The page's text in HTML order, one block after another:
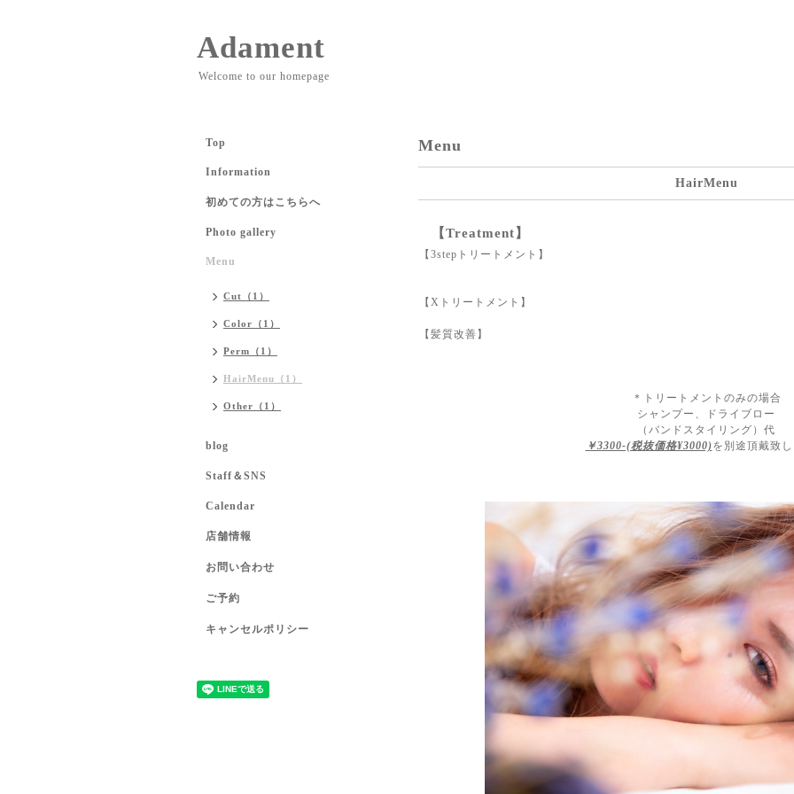
Adament
Welcome to our homepage
Menu
HairMenu
【Treatment】
【3stepトリートメント】
【Xトリートメント】
【髪質改善】
＊トリートメントのみの場合
シャンプー、ドライブロー
（バンドスタイリング）代
￥3300-(税抜価格¥3000)を別途頂戴致
Top
Information
初めての方はこちらへ
Photo gallery
Menu
Cut（1）
Color（1）
Perm（1）
HairMenu（1）
Other（1）
blog
Staff＆SNS
Calendar
店舗情報
お問い合わせ
ご予約
キャンセルポリシー